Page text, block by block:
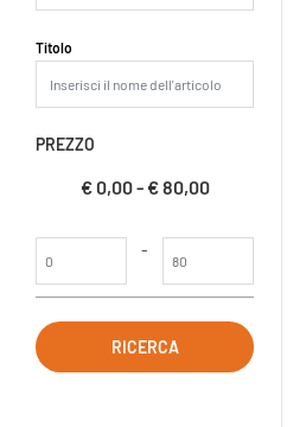
Titolo
PREZZO
€ 0,00 - € 80,00
-